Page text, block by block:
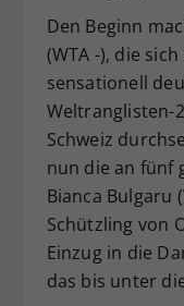
Den Beginn
(WTA -), die
sensationell
Weltranglisten-
Schweiz
nun die an fünf
Bianca Bulgaru
Schützling von
Einzug in die
das bis unter